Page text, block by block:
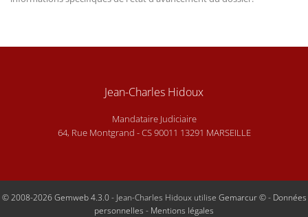
Jean-Charles Hidoux
Mandataire Judiciaire
64, Rue Montgrand - CS 90011 13291 MARSEILLE
© 2008-2026 Gemweb 4.3.0- Jean-Charles Hidoux utilise Gemarcur ©- Données
personnelles - Mentions légales